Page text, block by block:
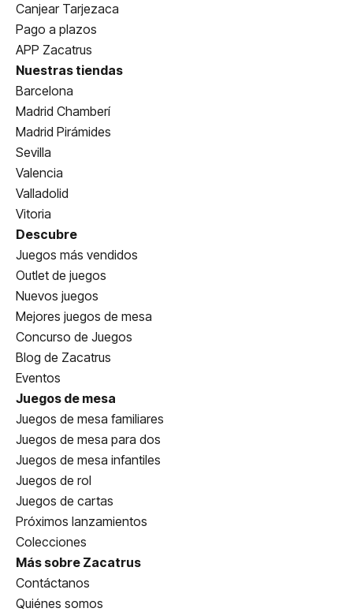
Canjear Tarjezaca
Pago a plazos
APP Zacatrus
Nuestras tiendas
Barcelona
Madrid Chamberí
Madrid Pirámides
Sevilla
Valencia
Valladolid
Vitoria
Descubre
Juegos más vendidos
Outlet de juegos
Nuevos juegos
Mejores juegos de mesa
Concurso de Juegos
Blog de Zacatrus
Eventos
Juegos de mesa
Juegos de mesa familiares
Juegos de mesa para dos
Juegos de mesa infantiles
Juegos de rol
Juegos de cartas
Próximos lanzamientos
Colecciones
Más sobre Zacatrus
Contáctanos
Quiénes somos